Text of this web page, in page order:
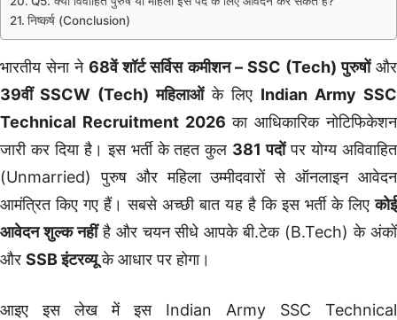
निष्कर्ष (Conclusion)
भारतीय सेना ने68वें शॉर्ट सर्विस कमीशन – SSC (Tech) पुरुषोंऔर
39वीं SSCW (Tech) महिलाओंके लिए Indian Army SSC
Technical Recruitment 2026 का आधिकारिक नोटिफिकेशन
जारी कर दिया है। इस भर्ती के तहत कुल 381 पदोंपर योग्य अविवाहित
(Unmarried) पुरुष और महिला उम्मीदवारों से ऑनलाइन आवेदन
आमंत्रित किए गए हैं। सबसे अच्छी बात यह है कि इस भर्ती के लिएकोई
आवेदन शुल्क नहींहै और चयन सीधे आपके बी.टेक (B.Tech) के अंकों
और SSB इंटरव्यूके आधार पर होगा।
आइए इस लेख में इस Indian Army SSC Technical